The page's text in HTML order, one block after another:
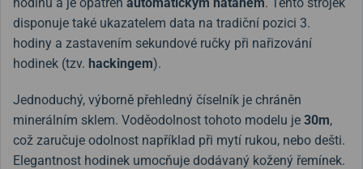
disponuje také ukazatelem data na tradiční pozici 3.
hodiny a zastavením sekundové ručky při nařizování
hodinek (tzv. hackingem).
Jednoduchý, výborně přehledný číselník je chráněn
minerálním sklem. Voděodolnost tohoto modelu je 30m,
což zaručuje odolnost například při mytí rukou, nebo dešti.
Elegantnost hodinek umocňuje dodávaný kožený řemínek.